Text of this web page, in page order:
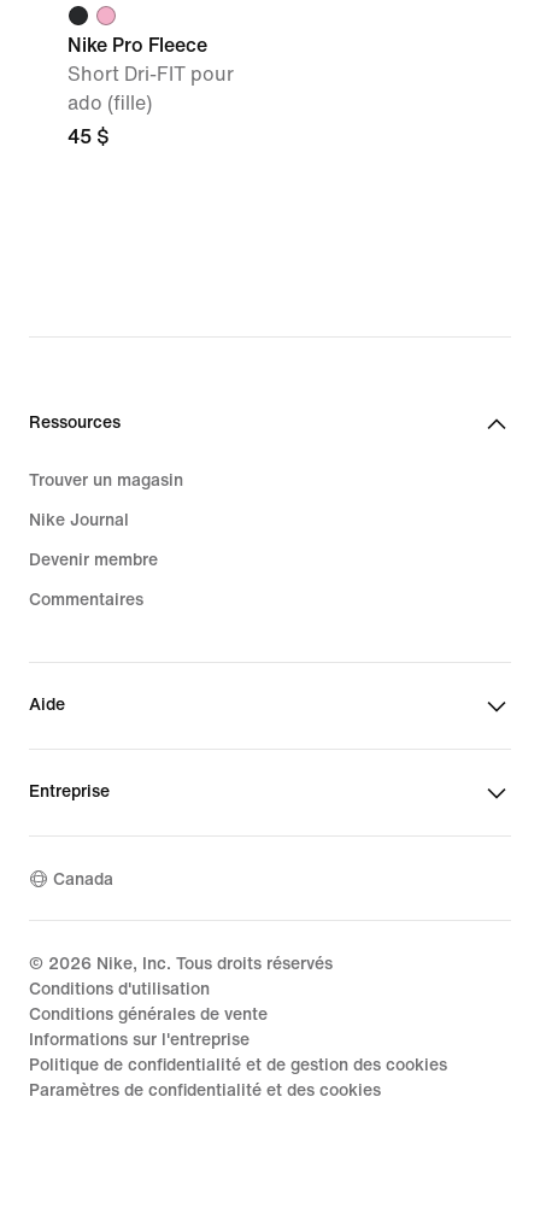
Nike Pro Fleece
Short Dri-FIT pour
ado (fille)
45 $
Ressources
Trouver un magasin
Nike Journal
Devenir membre
Commentaires
Aide
Entreprise
Canada
© 2026 Nike, Inc. Tous droits réservés
Conditions d'utilisation
Conditions générales de vente
Informations sur l'entreprise
Politique de confidentialité et de gestion des cookies
Paramètres de confidentialité et des cookies